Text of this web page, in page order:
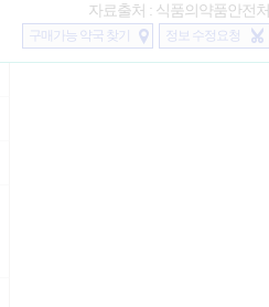
자료출처 : 식품의약품안전처
정보 수정요청
구매가능 약국 찾기